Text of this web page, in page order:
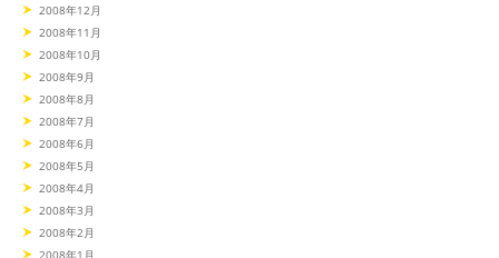
2008年12月
2008年11月
2008年10月
2008年9月
2008年8月
2008年7月
2008年6月
2008年5月
2008年4月
2008年3月
2008年2月
2008年1月